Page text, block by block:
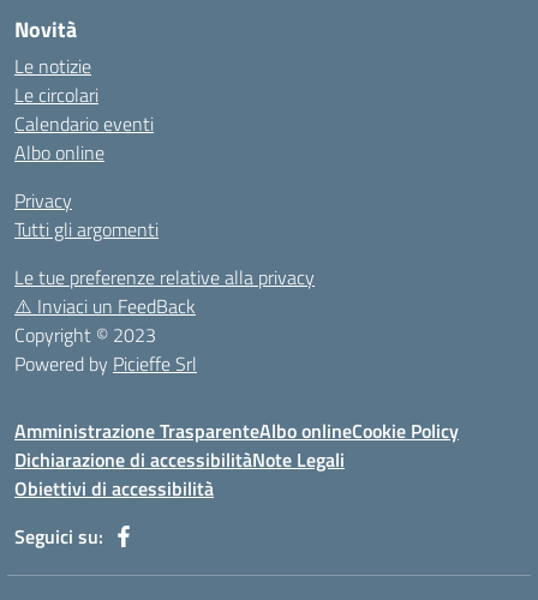
Novità
Le notizie
Le circolari
Calendario eventi
Albo online
Privacy
Tutti gli argomenti
Le tue preferenze relative alla privacy
⚠️ Inviaci un FeedBack
Copyright © 2023
Powered by Picieffe Srl
Amministrazione TrasparenteAlbo onlineCookie Policy
Dichiarazione di accessibilitàNote Legali
Obiettivi di accessibilità
Seguici su: